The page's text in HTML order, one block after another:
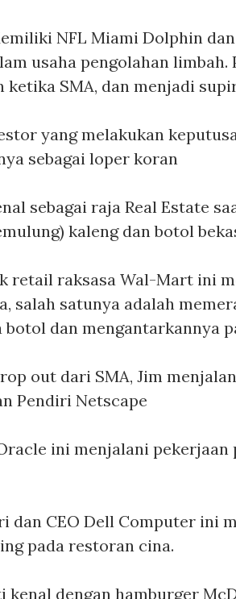
NFL Miami Dolphin
usaha pengolahan limbah.
ketika SMA, dan menjadi
yang melakukan
sebagai loper koran
sebagai raja Real Estate
kaleng dan botol
retail raksasa Wal-Mart ini
salah satunya adalah
dan mengantarkannya
out dari SMA, Jim
Pendiri Netscape
ini menjalani
dan CEO Dell Computer ini
pada restoran cina.
kenal dengan hamburger